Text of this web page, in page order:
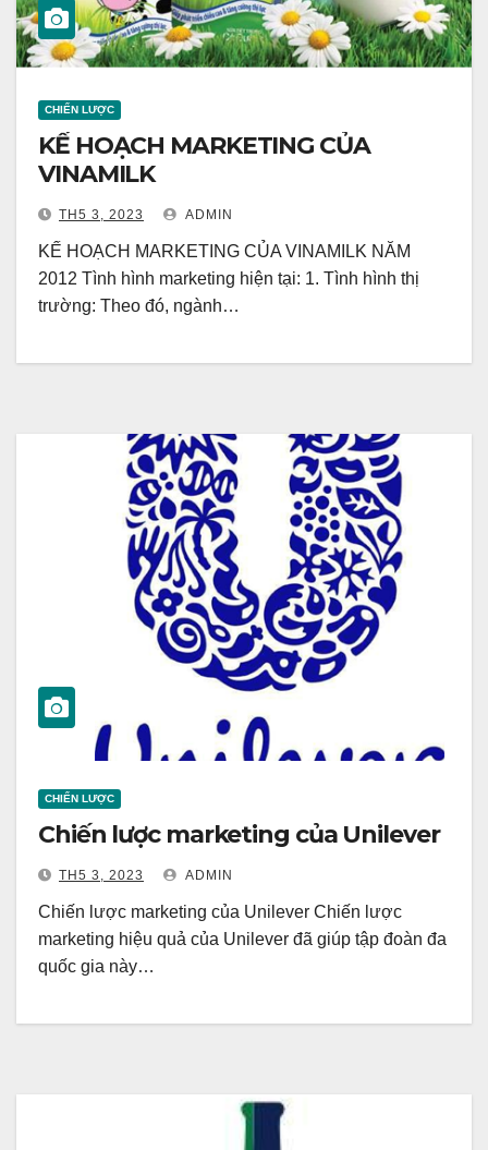
CHIẾN LƯỢC
KẾ HOẠCH MARKETING CỦA
VINAMILK
TH5 3, 2023 ADMIN
KẾ HOẠCH MARKETING CỦA VINAMILK NĂM
2012 Tình hình marketing hiện tại: 1. Tình hình thị
trường: Theo đó, ngành…
CHIẾN LƯỢC
Chiến lược marketing của Unilever
TH5 3, 2023 ADMIN
Chiến lược marketing của Unilever Chiến lược
marketing hiệu quả của Unilever đã giúp tập đoàn đa
quốc gia này…